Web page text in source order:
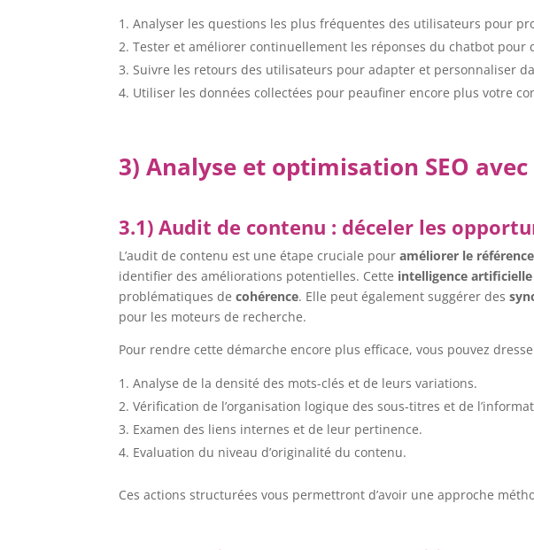
Analyser les questions les plus fréquentes des utilisateurs pour
Tester et améliorer continuellement les réponses du chatbot pour
Suivre les retours des utilisateurs pour adapter et personnaliser
Utiliser les données collectées pour peaufiner encore plus votre
3) Analyse et optimisation SEO avec
3.1) Audit de contenu : déceler les
L’audit de contenu est une étape cruciale pouraméliorer le
identifier des améliorations potentielles. Cette intelligence artificielle
problématiques decohérence. Elle peut également suggérer des
pour les moteurs de recherche.
Pour rendre cette démarche encore plus efficace, vous pouvez
Analyse de la densité des mots-clés et de leurs variations.
Vérification de l’organisation logique des sous-titres et de
Examen des liens internes et de leur pertinence.
Evaluation du niveau d’originalité du contenu.
Ces actions structurées vous permettront d’avoir une approche